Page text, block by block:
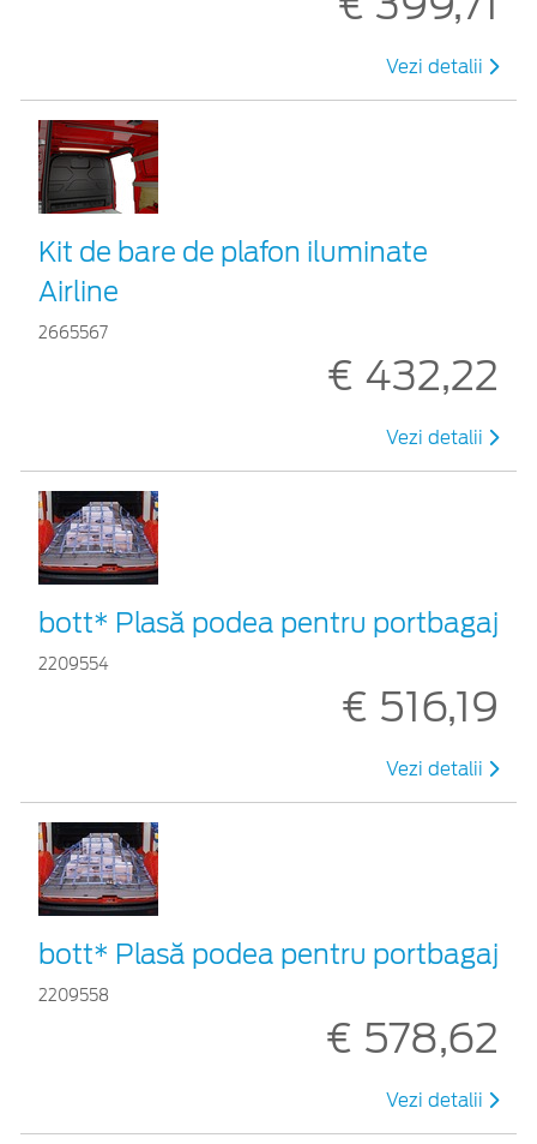
Vezi detalii
Kit de bare de plafon iluminate
Airline
2665567
€ 432,22
Vezi detalii
bott* Plasă podea pentru portbagaj
2209554
€ 516,19
Vezi detalii
bott* Plasă podea pentru portbagaj
2209558
€ 578,62
Vezi detalii